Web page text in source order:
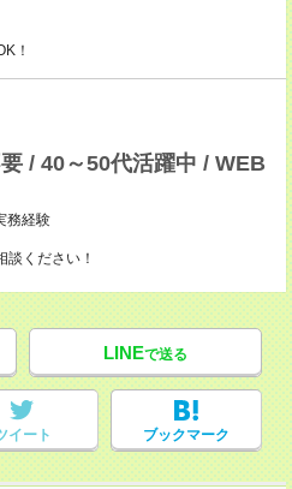
！
/ 40～50代活躍中 / WEB
務経験
ください！
LINEで送る
イート ブックマーク